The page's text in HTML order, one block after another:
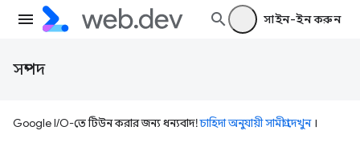
সাইন-ইন করুন
সম্পদ
Google I/O-তে টিউন করার জন্য ধন্যবাদ!চাহিদা অনুযায়ী সামগ্রী দেখুন।